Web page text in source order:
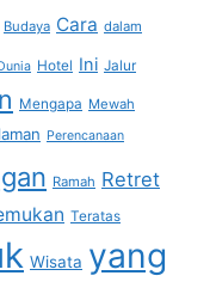
Budaya Cara dalam
Hotel Ini Jalur
Mengapa Mewah
Perencanaan
Ramah Retret
Teratas
Wisata yang